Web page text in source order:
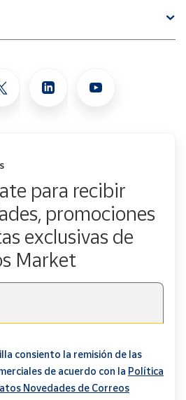
para recibir
promociones
exclusivas de
Market
consiento la remisión de las
de acuerdo con la Política
Novedades de Correos